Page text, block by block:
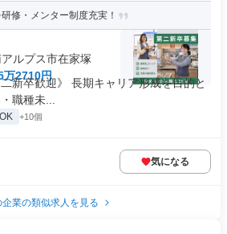
修・メンター制度充実！
ルプス市在家塚
万2710円
新卒歓迎》 長期キャリア形成を目的と
職種未...
+10個
気になる
企業の類似求人を見る